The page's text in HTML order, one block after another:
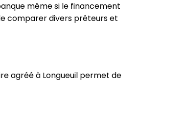
même si le financement
comparer divers prêteurs et
agréé à Longueuil permet de